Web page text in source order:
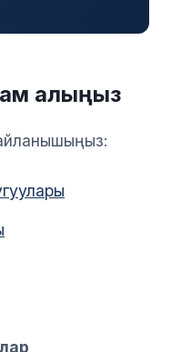
алыңыз